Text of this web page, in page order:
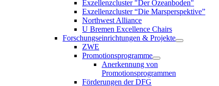
Exzellenzcluster "Der Ozeanboden"
Exzellenzcluster “Die Marsperspektive”
Northwest Alliance
U Bremen Excellence Chairs
Forschungseinrichtungen & Projekte
ZWE
Promotionsprogramme
Anerkennung von
Promotionsprogrammen
Förderungen der DFG